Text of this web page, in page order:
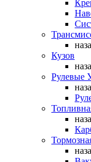
Кузов
Рулевые